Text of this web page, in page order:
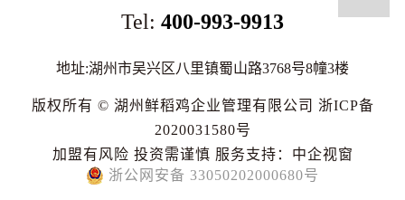
Tel: 400-993-9913
地址:湖州市吴兴区八里镇蜀山路3768号8幢3楼
版权所有 © 湖州鲜稻鸡企业管理有限公司 浙ICP备
2020031580号
加盟有风险 投资需谨慎 服务支持： 中企视窗
浙公网安备 33050202000680号